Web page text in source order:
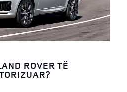
ROVER TË